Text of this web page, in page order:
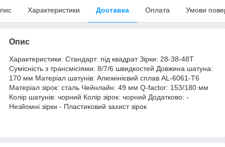
Характеристики Доставка Оплата Умови
Опис
Характеристики: Стандарт: під квадрат Зірки: 28-38-48T
Сумісність з трансмісіями: 8/7/6 швидкостей Довжина шатуна:
170 мм Матеріал шатунів: Алюмінієвий сплав AL-6061-T6
Матеріал зірок: сталь Чейнлайн: 49 мм Q-factor: 153/180 мм
Колір шатунів: чорний Колір зірок: чорний Додатково: -
Незйомні зірки - Пластиковий захист зірок